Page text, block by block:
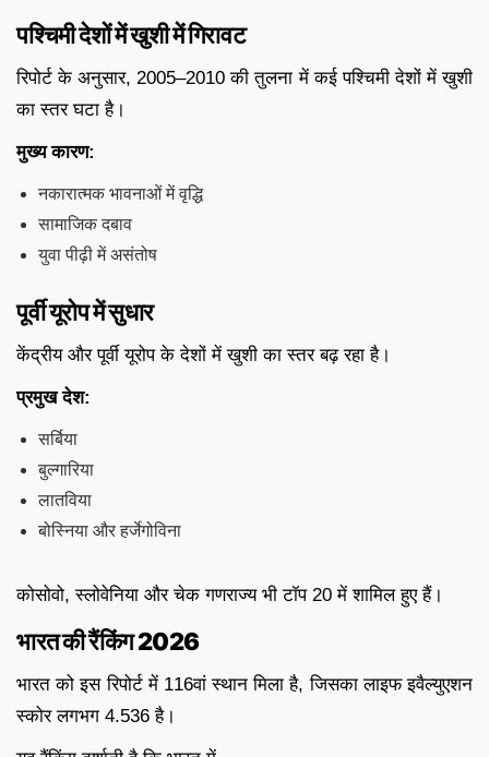
पश्चिमी देशों में खुशी में गिरावट
रिपोर्ट के अनुसार, 2005–2010 की तुलना में कई पश्चिमी देशों में खुशी
का स्तर घटा है।
मुख्य कारण:
नकारात्मक भावनाओं में वृद्धि
सामाजिक दबाव
युवा पीढ़ी में असंतोष
पूर्वी यूरोप में सुधार
केंद्रीय और पूर्वी यूरोप के देशों में खुशी का स्तर बढ़ रहा है।
प्रमुख देश:
सर्बिया
बुल्गारिया
लातविया
बोस्निया और हर्जेगोविना
कोसोवो, स्लोवेनिया और चेक गणराज्य भी टॉप 20 में शामिल हुए हैं।
भारत की रैंकिंग 2026
भारत को इस रिपोर्ट में 116वां स्थान मिला है, जिसका लाइफ इवैल्युएशन
स्कोर लगभग 4.536 है।